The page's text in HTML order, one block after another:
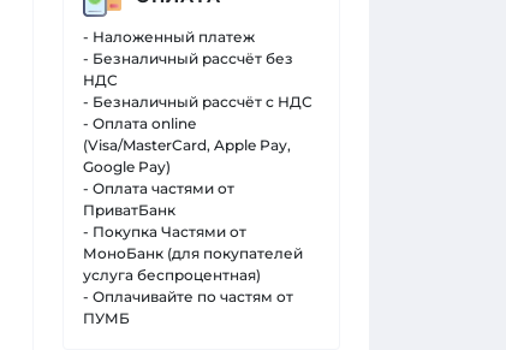
- Наложенный платеж
- Безналичный рассчёт без
НДС
- Безналичный рассчёт с НДС
- Оплата online
(Visa/MasterCard, Apple Pay,
Google Pay)
- Оплата частями от
ПриватБанк
- Покупка Частями от
МоноБанк (для покупателей
услуга беспроцентная)
- Оплачивайте по частям от
ПУМБ